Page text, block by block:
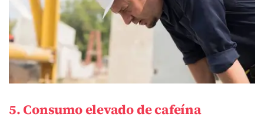
5. Consumo elevado de cafeína